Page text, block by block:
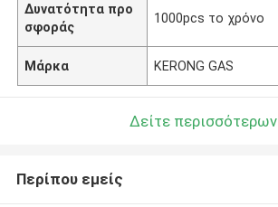
Δυνατότητα προ
σφοράς
1000pcs το χρόνο
Μάρκα KERONG GAS
Δείτε περισσότερων
Περίπου εμείς